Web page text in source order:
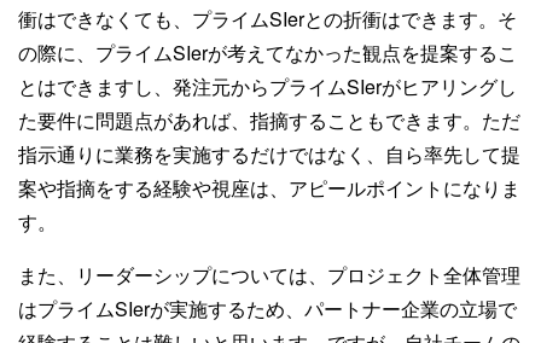
衝はできなくても、プライムSIerとの折衝はできます。そ
の際に、プライムSIerが考えてなかった観点を提案するこ
とはできますし、発注元からプライムSIerがヒアリングし
た要件に問題点があれば、指摘することもできます。ただ
指示通りに業務を実施するだけではなく、自ら率先して提
案や指摘をする経験や視座は、アピールポイントになりま
す。
また、リーダーシップについては、プロジェクト全体管理
はプライムSIerが実施するため、パートナー企業の立場で